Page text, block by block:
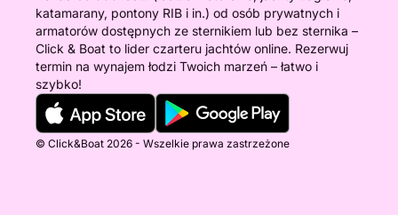
katamarany, pontony RIB i in.) od osób prywatnych i
armatorów dostępnych ze sternikiem lub bez sternika –
Click & Boat to lider czarteru jachtów online. Rezerwuj
termin na wynajem łodzi Twoich marzeń – łatwo i
szybko!
© Click&Boat 2026 - Wszelkie prawa zastrzeżone